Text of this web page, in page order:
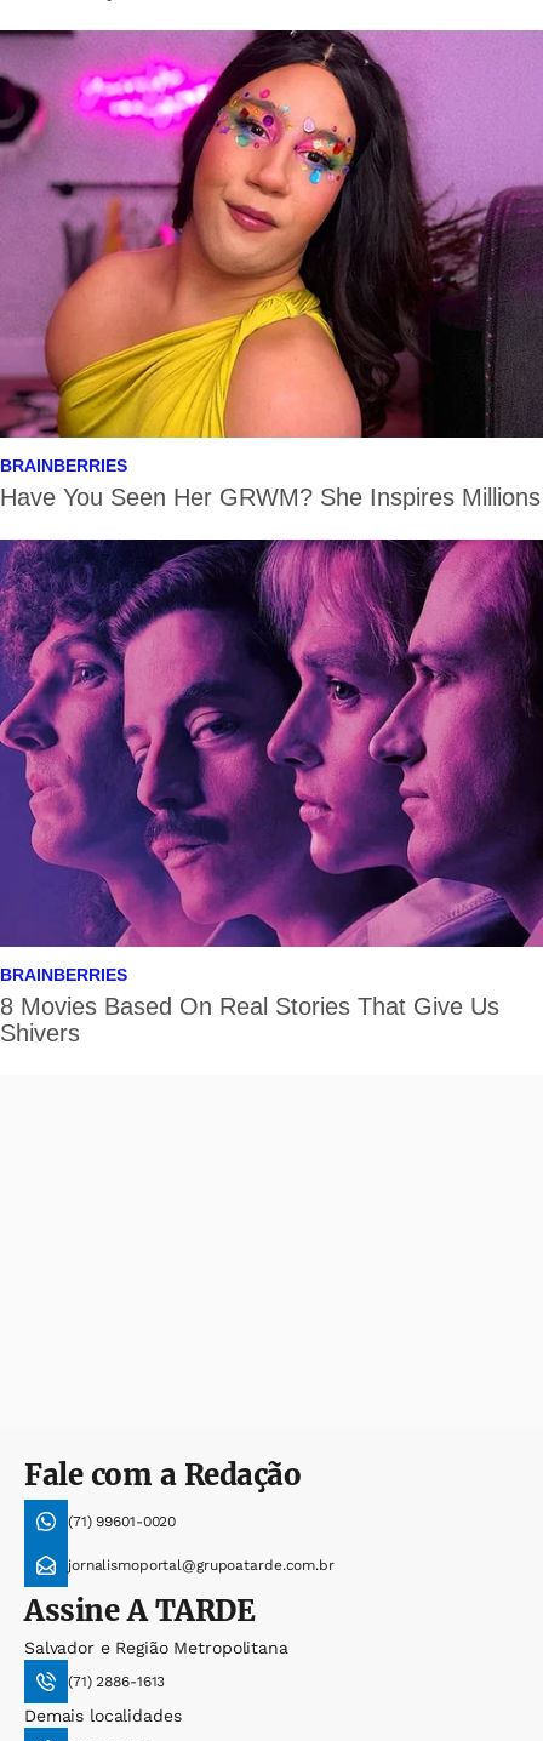
Fale com a Redação
(71) 99601-0020
jornalismoportal@grupoatarde.com.br
AssineA TARDE
Salvador e Região Metropolitana
(71) 2886-1613
Demais localidades